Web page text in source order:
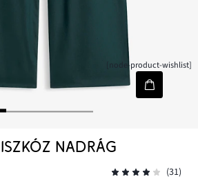
[node-product-wishlist]
NADRÁG
(31)